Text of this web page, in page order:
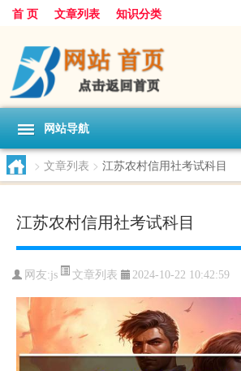
首 页 文章列表 知识分类
网站导航
> 文章列表 > 江苏农村信用社考试科目
江苏农村信用社考试科目
网友:js 文章列表 2024-10-22 10:42:59